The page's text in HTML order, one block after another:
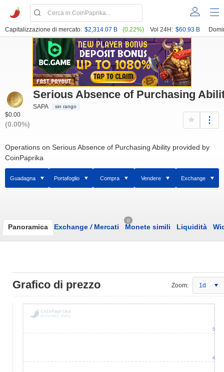
Capitalizzazione di mercato: $2,314.07 B (0.22%) Vol 24H: $60.93 B
Serious Absence of Purchasing
SAPA sin rango
$0.00
(0.00%)
Operations on Serious Absence of Purchasing Ability provided by
CoinPaprika
Guadagna Portafoglio Compra Vendere Exchange
Panoramica Exchange /Mercati
0
Monete simili Liquidità
Grafico di prezzo Zoom: 1d
4
5